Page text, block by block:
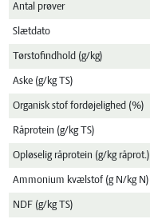
Antal prøver
Slætdato
Tørstofindhold (g/kg)
Aske (g/kg TS)
Organisk stof fordøjelighed (%)
Råprotein (g/kg TS)
Opløselig råprotein (g/kg råprot.)
Ammonium kvælstof (g N/kg N)
NDF (g/kg TS)